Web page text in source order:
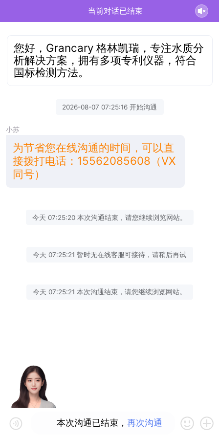
当前对话已结束
您好，Grancary 格林凯瑞，专注水质分
析解决方案，拥有多项专利仪器，符合
国标检测方法。
2026-08-07 07:25:16 开始沟通
小苏
为节省您在线沟通的时间，可以直
接拨打电话：15562085608（VX
同号）
今天 07:25:20 本次沟通结束，请您继续浏览网站。
今天 07:25:21 暂时无在线客服可接待，请稍后再试
今天 07:25:21 本次沟通结束，请您继续浏览网站。
本次沟通已结束， 再次沟通